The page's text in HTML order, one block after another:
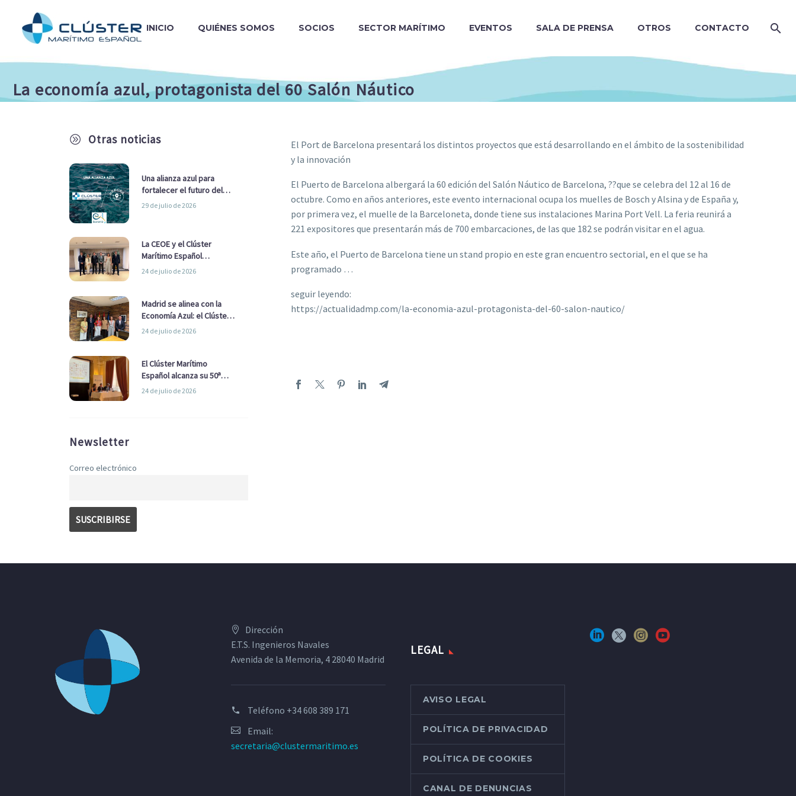
INICIO QUIÉNES SOMOS SOCIOS SECTOR MARÍTIMO EVENTOS SALA DE PRENSA OTROS CONTACTO
La economía azul, protagonista del 60 Salón Náutico
A Otras noticias
Una alianza azul para
fortalecer el futuro del
sector marítimo
29 de julio de 2026
La CEOE y el Clúster
Marítimo Español
refuerzan su alianza para
24 de julio de 2026
Madrid se alinea con la
Economía Azul: el Clúster
Marítimo Español y la Real
Ayuntamiento
24 de julio de 2026
El Clúster Marítimo
Español alcanza su 50ª
Asamblea reafirmando su
24 de julio de 2026
Newsletter
Correo electrónico
El Port de Barcelona presentará los distintos proyectos que está desarrollando en el ámbito de la sostenibilidad
y la innovación
El Puerto de Barcelona albergará la 60 edición del Salón Náutico de Barcelona, ??que se celebra del 12 al 16 de
octubre. Como en años anteriores, este evento internacional ocupa los muelles de Bosch y Alsina y de España y,
por primera vez, el muelle de la Barceloneta, donde tiene sus instalaciones Marina Port Vell. La feria reunirá a
221 expositores que presentarán más de 700 embarcaciones, de las que 182 se podrán visitar en el agua.
Este año, el Puerto de Barcelona tiene un stand propio en este gran encuentro sectorial, en el que se ha
programado …
seguir leyendo:
https://actualidadmp.com/la-economia-azul-protagonista-del-60-salon-nautico/
Dirección
E.T.S. Ingenieros Navales
Avenida de la Memoria, 4 28040 Madrid
Teléfono +34 608 389 171
Email:
secretaria@clustermaritimo.es
LEGAL
AVISO LEGAL
POLÍTICA DE PRIVACIDAD
POLÍTICA DE COOKIES
CANAL DE DENUNCIAS